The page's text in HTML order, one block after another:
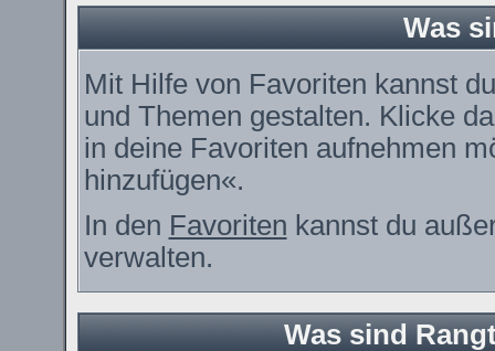
Was
Mit Hilfe von Favoriten kannst
und Themen gestalten. Klicke
in deine Favoriten aufnehmen
hinzufügen«.
In den Favoriten kannst du
verwalten.
Was sind